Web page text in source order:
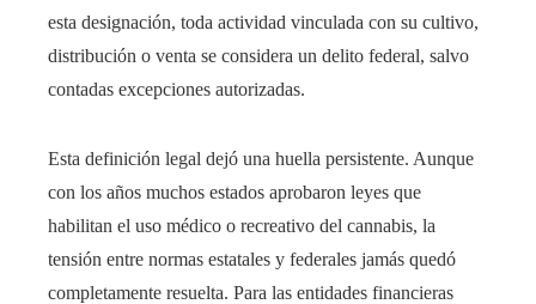
esta designación, toda actividad vinculada con su cultivo,
distribución o venta se considera un delito federal, salvo
contadas excepciones autorizadas.
Esta definición legal dejó una huella persistente. Aunque
con los años muchos estados aprobaron leyes que
habilitan el uso médico o recreativo del cannabis, la
tensión entre normas estatales y federales jamás quedó
completamente resuelta. Para las entidades financieras